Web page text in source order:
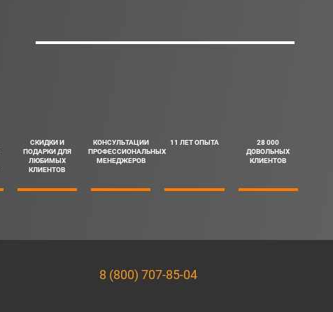
СКИДКИ И
ПОДАРКИ ДЛЯ
ЛЮБИМЫХ
КЛИЕНТОВ
КОНСУЛЬТАЦИИ
ПРОФЕССИОНАЛЬНЫХ
МЕНЕДЖЕРОВ
11 ЛЕТ ОПЫТА
28 000
ДОВОЛЬНЫХ
КЛИЕНТОВ
8 (800) 707-85-04